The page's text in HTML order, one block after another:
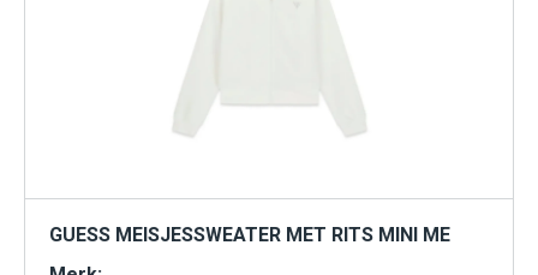
GUESS MEISJESSWEATER MET RITS MINI ME